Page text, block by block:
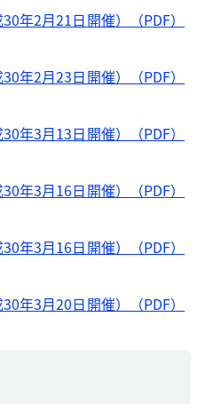
年2月21日開催）（PDF）
年2月23日開催）（PDF）
年3月13日開催）（PDF）
年3月16日開催）（PDF）
年3月16日開催）（PDF）
年3月20日開催）（PDF）